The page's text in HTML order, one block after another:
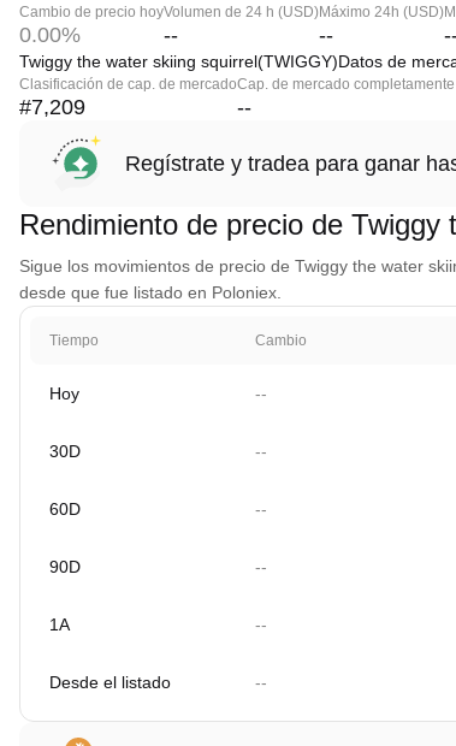
Cambio de precio hoy
0.00%
Volumen de 24 h (USD)
--
Máximo 24h (USD)
--
Twiggy the water skiing squirrel(TWIGGY)Datos de
Clasificación de cap. de mercado
#7,209
Cap. de mercado
--
Regístrate y tradea para ganar
Rendimiento de precio de
Sigue los movimientos de precio de Twiggy the water
desde que fue listado en Poloniex.
Tiempo Cambio
Hoy --
30D --
60D --
90D --
1A --
Desde el listado --